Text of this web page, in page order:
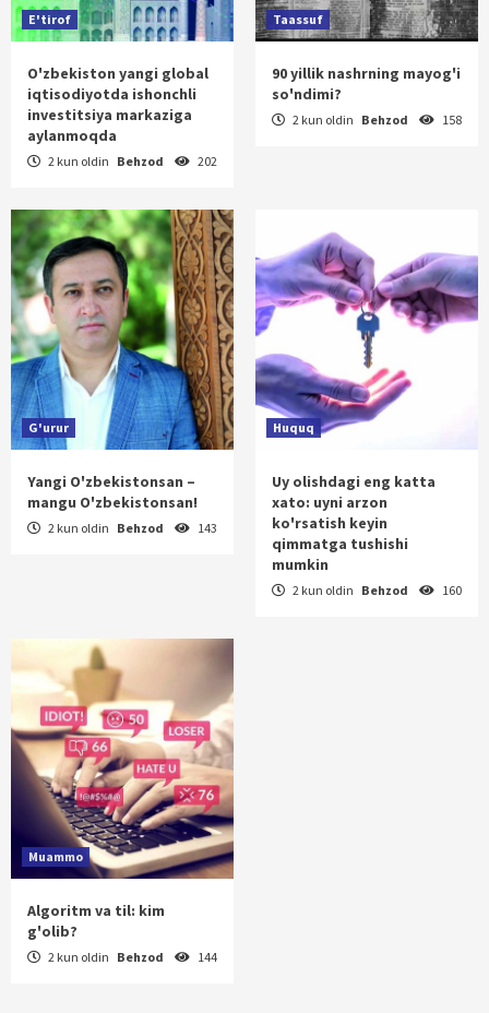
E'tirof
O'zbekiston yangi global
iqtisodiyotda ishonchli
investitsiya markaziga
aylanmoqda
2 kun oldin Behzod 202
Taassuf
90 yillik nashrning mayog'i
so'ndimi?
2 kun oldin Behzod 158
G'urur
Yangi O'zbekistonsan –
mangu O'zbekistonsan!
2 kun oldin Behzod 143
Huquq
Uy olishdagi eng katta
xato: uyni arzon
ko'rsatish keyin
qimmatga tushishi
mumkin
2 kun oldin Behzod 160
Muammo
Algoritm va til: kim
g'olib?
2 kun oldin Behzod 144